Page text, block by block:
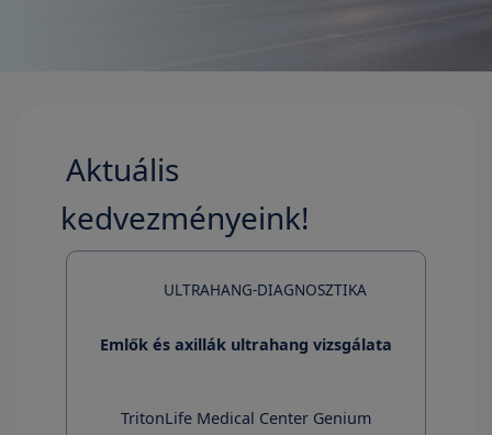
Aktuális
kedvezményeink!
ULTRAHANG-DIAGNOSZTIKA
Emlők és axillák ultrahang vizsgálata
TritonLife Medical Center Genium